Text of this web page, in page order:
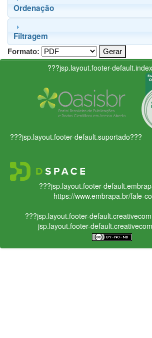
Ordenação
Filtragem
Formato:
???jsp.layout.footer-
???jsp.layout.footer-default.suportado???
???jsp.layout.footer-
https://www.embrapa.br/fale-
???jsp.layout.footer-
jsp.layout.footer-